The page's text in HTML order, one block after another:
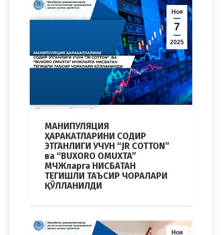
Ноя
7
2025
МАНИПУЛЯЦИЯ
ҲАРАКАТЛАРИНИ СОДИР
ЭТГАНЛИГИ УЧУН “JR COTTON”
ва “BUXORO OMUXTA”
МЧЖларга НИСБАТАН
ТЕГИШЛИ ТАЪСИР ЧОРАЛАРИ
ҚЎЛЛАНИЛДИ
Ноя